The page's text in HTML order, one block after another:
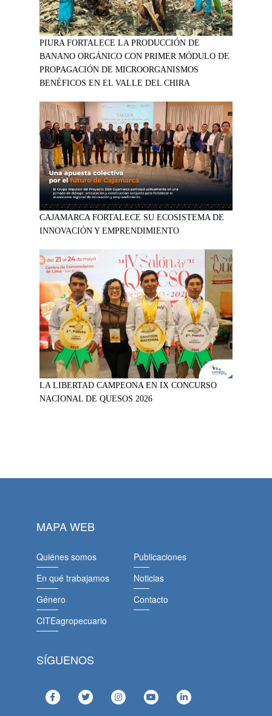
PIURA FORTALECE LA PRODUCCIÓN DE
BANANO ORGÁNICO CON PRIMER MÓDULO DE
PROPAGACIÓN DE MICROORGANISMOS
BENÉFICOS EN EL VALLE DEL CHIRA
CAJAMARCA FORTALECE SU ECOSISTEMA DE
INNOVACIÓN Y EMPRENDIMIENTO
LA LIBERTAD CAMPEONA EN IX CONCURSO
NACIONAL DE QUESOS 2026
MAPA WEB
Quiénes somos
En qué trabajamos
Género
CITEagropecuario
Publicaciones
Noticias
Contacto
SÍGUENOS